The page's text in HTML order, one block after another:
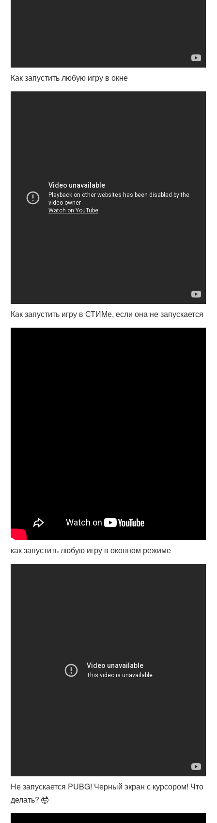
Как запустить любую игру в окне
Как запустить игру в СТИМе, если она не запускается
как запустить любую игру в оконном режиме
Не запускается PUBG! Черный экран с курсором! Что
делать? 🤯